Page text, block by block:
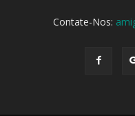
Contate-Nos: